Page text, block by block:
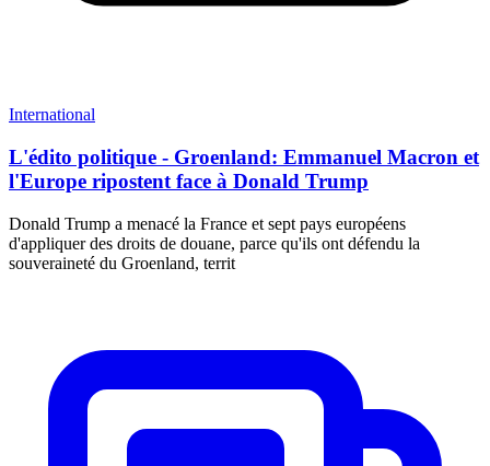
International
L'édito politique - Groenland: Emmanuel Macron et
l'Europe ripostent face à Donald Trump
Donald Trump a menacé la France et sept pays européens
d'appliquer des droits de douane, parce qu'ils ont défendu la
souveraineté du Groenland, territ